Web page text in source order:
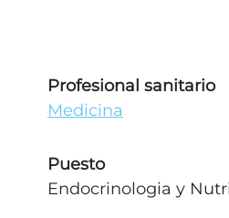
Profesional sanitario
Medicina
Puesto
Endocrinologia y